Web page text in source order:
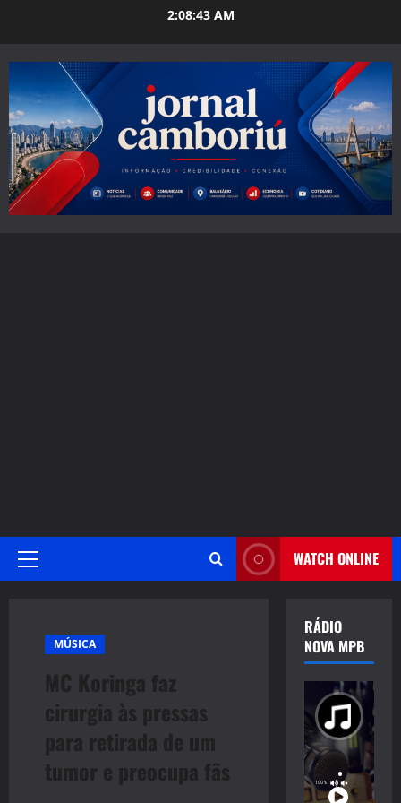
2:08:45 AM
Primary
WATCH ONLINE
MÚSICA
MC Koringa faz
cirurgia às pressas
para retirada de um
tumor e preocupa fãs
RÁDIO
NOVA MPB